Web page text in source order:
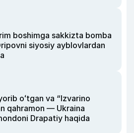
boshimga sakkizta bomba
siyosiy ayblovlardan
oʻtgan va “Izvarino
qahramon — Ukraina
Drapatiy haqida